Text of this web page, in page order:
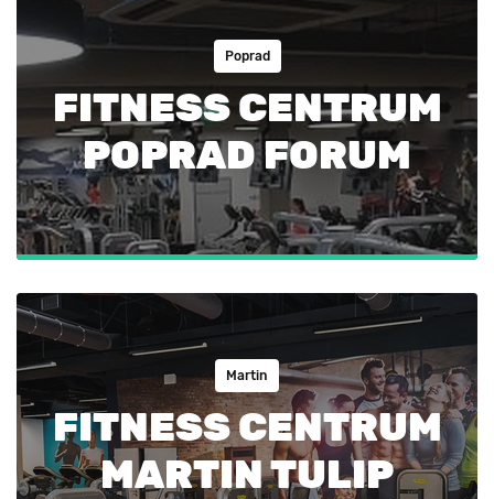
Poprad
FITNESS CENTRUM
POPRAD FORUM
Martin
FITNESS CENTRUM
MARTIN TULIP